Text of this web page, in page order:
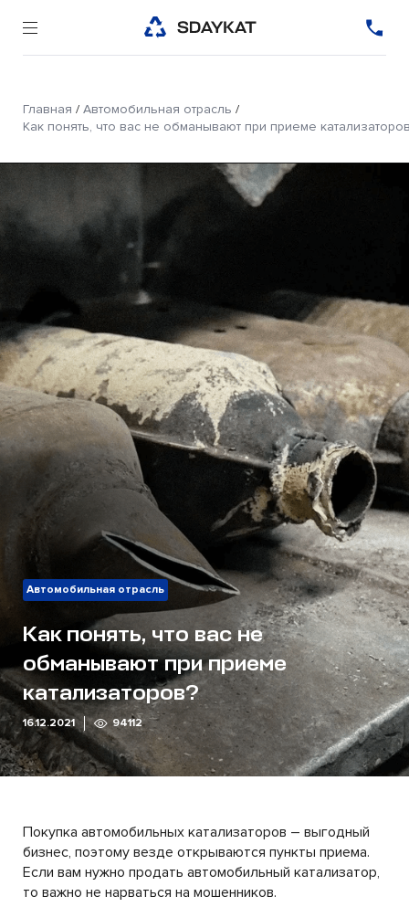
Главная / Автомобильная отрасль /
Как понять, что вас не обманывают при приеме
Автомобильная отрасль
Как понять, что вас не
обманывают при приеме
катализаторов?
16.12.2021 94112
Покупка автомобильных катализаторов – выгодный
бизнес, поэтому везде открываются пункты приема.
Если вам нужно продать автомобильный катализатор,
то важно не нарваться на мошенников.